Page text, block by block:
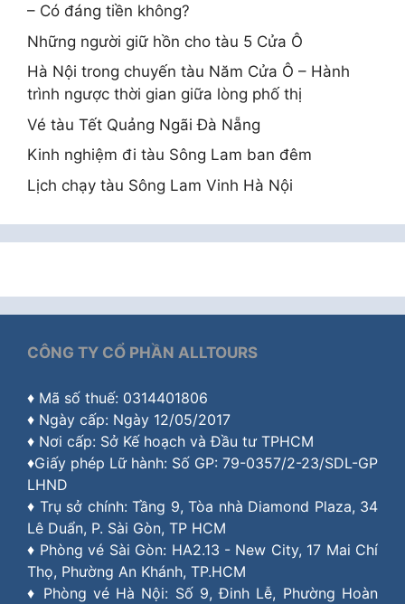
– Có đáng tiền không?
Những người giữ hồn cho tàu 5 Cửa Ô
Hà Nội trong chuyến tàu Năm Cửa Ô – Hành
trình ngược thời gian giữa lòng phố thị
Vé tàu Tết Quảng Ngãi Đà Nẵng
Kinh nghiệm đi tàu Sông Lam ban đêm
Lịch chạy tàu Sông Lam Vinh Hà Nội
CÔNG TY CỔ PHẦN ALLTOURS
♦ Mã số thuế: 0314401806
♦ Ngày cấp: Ngày 12/05/2017
♦ Nơi cấp: Sở Kế hoạch và Đầu tư TPHCM
♦Giấy phép Lữ hành: Số GP: 79-0357/2-23/SDL-GP
LHND
♦ Trụ sở chính: Tầng 9, Tòa nhà Diamond Plaza, 34
Lê Duẩn, P. Sài Gòn, TP HCM
♦ Phòng vé Sài Gòn: HA2.13 - New City, 17 Mai Chí
Thọ, Phường An Khánh, TP.HCM
♦ Phòng vé Hà Nội: Số 9, Đinh Lễ, Phường Hoàn